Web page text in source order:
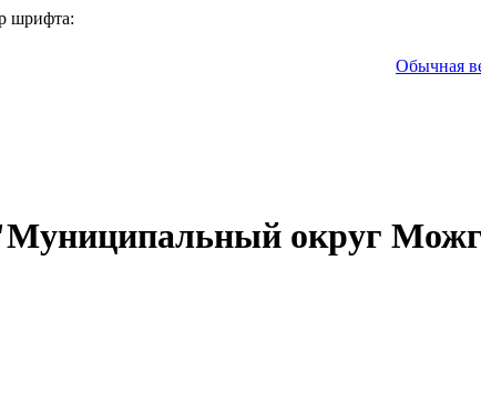
шрифта:
Обычная
округ